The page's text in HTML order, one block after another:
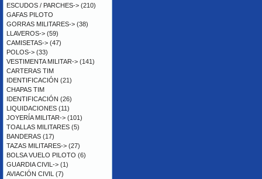
ESCUDOS / PARCHES-> (210)
GAFAS PILOTO
GORRAS MILITARES-> (38)
LLAVEROS-> (59)
CAMISETAS-> (47)
POLOS-> (33)
VESTIMENTA MILITAR-> (141)
CARTERAS TIM
IDENTIFICACIÓN (21)
CHAPAS TIM
IDENTIFICACIÓN (26)
LIQUIDACIONES (11)
JOYERÍA MILITAR-> (101)
TOALLAS MILITARES (5)
BANDERAS (17)
TAZAS MILITARES-> (27)
BOLSA VUELO PILOTO (6)
GUARDIA CIVIL-> (1)
AVIACIÓN CIVIL (7)